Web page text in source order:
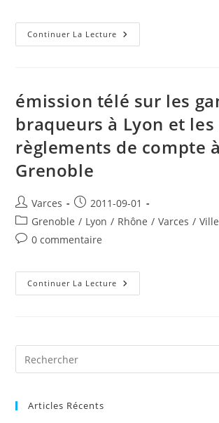
la
publication :
Continuer La Lecture Poubelles
Incendiées
La
Nuit
Au
10
Septembre
émission télé sur les
braqueurs à Lyon et les
règlements de compte à
Grenoble
Auteur/autrice
de
la
publication :
Varces
Publication
publiée :
2011-09-01
Post
category:
Grenoble / Lyon / Rhône / Varces /
Commentaires
la
publication :
0 commentaire
Continuer La Lecture Émission
Télé
Braqueurs
Et
Articles Récents